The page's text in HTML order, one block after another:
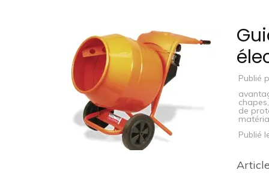
Publié
chapes
de
Publié